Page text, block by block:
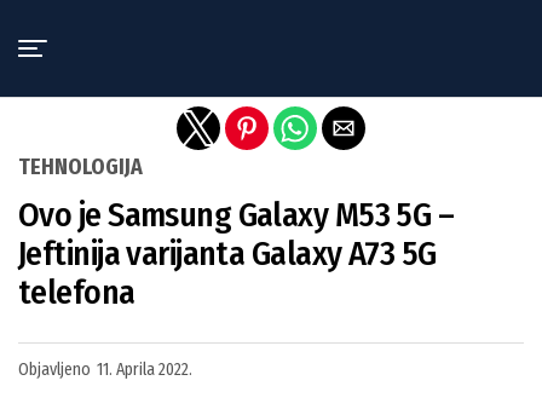
TEHNOLOGIJA
Ovo je Samsung Galaxy M53 5G –
Jeftinija varijanta Galaxy A73 5G
telefona
Objavljeno 11. Aprila 2022.